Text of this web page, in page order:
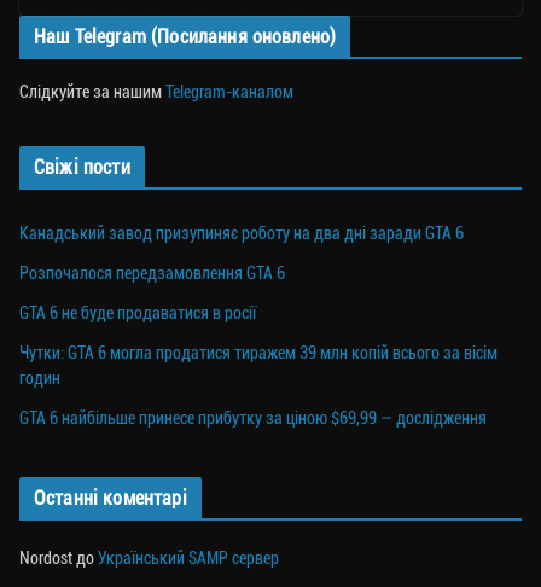
gr
a
m
tt
er
bo
ok
y
Li
nk
ді
ли
ти
Наш Telegram (Посилання оновлено)
Слідкуйте за нашимTelegram-каналом
Свіжі пости
Канадський завод призупиняє роботу на два дні заради GTA 6
Розпочалося передзамовлення GTA 6
GTA 6 не буде продаватися в росії
Чутки: GTA 6 могла продатися тиражем 39 млн копій всього за вісім
годин
GTA 6 найбільше принесе прибутку за ціною $69,99 — дослідження
Останні коментарі
Nordost доУкраїнський SAMP сервер